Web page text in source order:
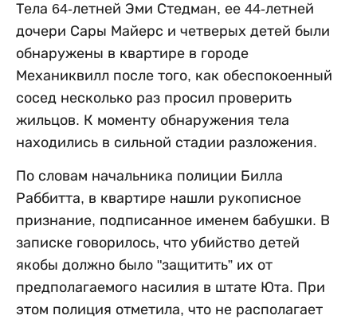
Тела 64-летней Эми Стедман, ее 44-летней
дочери Сары Майерс и четверых детей были
обнаружены в квартире в городе
Механиквилл после того, как обеспокоенный
сосед несколько раз просил проверить
жильцов. К моменту обнаружения тела
находились в сильной стадии разложения.
По словам начальника полиции Билла
Раббитта, в квартире нашли рукописное
признание, подписанное именем бабушки. В
записке говорилось, что убийство детей
якобы должно было "защитить” их от
предполагаемого насилия в штате Юта. При
этом полиция отметила, что не располагает